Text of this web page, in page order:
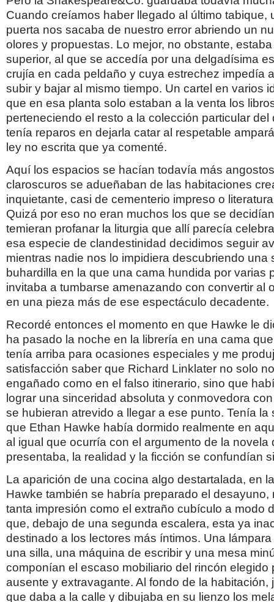
Cuando creíamos haber llegado al último tabique,
puerta nos sacaba de nuestro error abriendo un
olores y propuestas. Lo mejor, no obstante,
superior, al que se accedía por una delgadísima
crujía en cada peldaño y cuya estrechez impedía
subir y bajar al mismo tiempo. Un cartel en varios
que en esa planta solo estaban a la venta los
perteneciendo el resto a la colección particular del
tenía reparos en dejarla catar al respetable
ley no escrita que ya comenté.
Aquí los espacios se hacían todavía más
claroscuros se adueñaban de las habitaciones
inquietante, casi de cementerio impreso o
Quizá por eso no eran muchos los que se
temieran profanar la liturgia que allí parecía
esa especie de clandestinidad decidimos seguir
mientras nadie nos lo impidiera descubriendo una
buhardilla en la que una cama hundida por varias
invitaba a tumbarse amenazando con convertir al
en una pieza más de ese espectáculo decadente.
Recordé entonces el momento en que Hawke le
ha pasado la noche en la librería en una cama
tenía arriba para ocasiones especiales y me
satisfacción saber que Richard Linklater no solo
engañado como en el falso itinerario, sino que
lograr una sinceridad absoluta y conmovedora
se hubieran atrevido a llegar a ese punto. Tenía la
que Ethan Hawke había dormido realmente en
al igual que ocurría con el argumento de la novela
presentaba, la realidad y la ficción se confundían
La aparición de una cocina algo destartalada, en
Hawke también se habría preparado el desayuno,
tanta impresión como el extraño cubículo a modo
que, debajo de una segunda escalera, esta ya
destinado a los lectores más íntimos. Una
una silla, una máquina de escribir y una mesa
componían el escaso mobiliario del rincón elegido
ausente y extravagante. Al fondo de la habitación,
que daba a la calle y dibujaba en su lienzo los